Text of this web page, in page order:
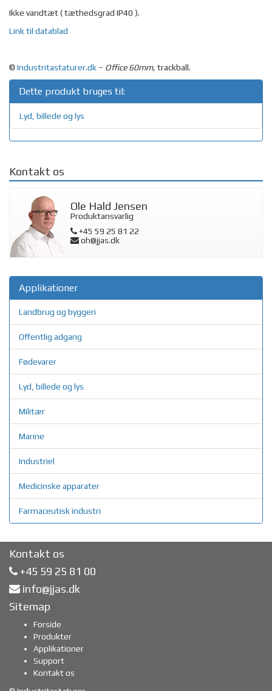
Ikke vandtæt ( tæthedsgrad IP40 ).
Link til datablad
© Industritastaturer.dk – Office 60mm, trackball.
Dette produkt bruges til:
Lyd, billede og lys
Kontakt os
Ole Hald Jensen
Produktansvarlig
+45 59 25 81 22
oh@jjas.dk
Applikationer
Landbrug og byggeri
Offentlig adgang
Fødevarer
Lyd, billede og lys
Militær
Marine
Industriel
Medicinske apparater
Farmaceutisk industri
Kontakt os
+45 59 25 81 00
info@jjas.dk
Sitemap
Forside
Produkter
Applikationer
Support
Kontakt os